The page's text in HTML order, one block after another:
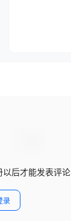
后才能发表评论
录